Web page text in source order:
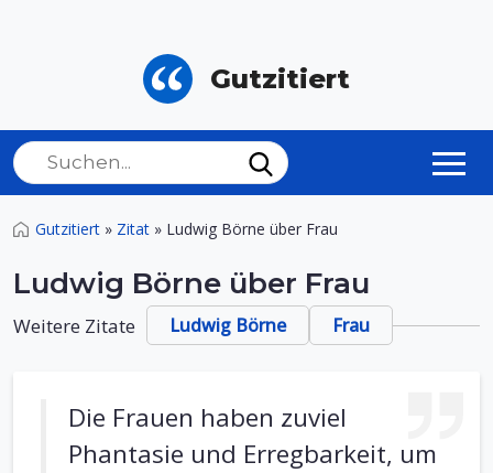
Gutzitiert
Gutzitiert » Zitat » Ludwig Börne über Frau
Ludwig Börne über Frau
Weitere Zitate Ludwig Börne Frau
Die Frauen haben zuviel
Phantasie und Erregbarkeit, um